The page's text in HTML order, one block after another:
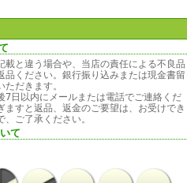
載と違う場合や、当店の責任による不良品
品ください。銀行振り込みまたは現金書留
だきます。
7日以内にメールまたは電話でご連絡くだ
ますと返品、返金のご要望は、お受けでき
、ご了承ください。
て